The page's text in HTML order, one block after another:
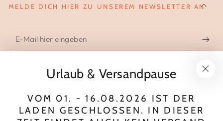
MELDE DICH HIER ZU UNSEREM NEWSLETTER AN
E-
Mail
FOLGE UNS AUF INSTAGRAM
Instagram
Urlaub & Versandpause
VOM 01. - 16.08.2026 IST DER
LADEN GESCHLOSSEN. IN DIESER